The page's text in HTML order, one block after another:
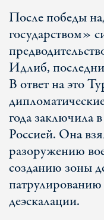
После победы
государством»
Идлиб,
В ответ на это
года заключила
Россией. Она
разоружению
созданию зоны
деэскалации.